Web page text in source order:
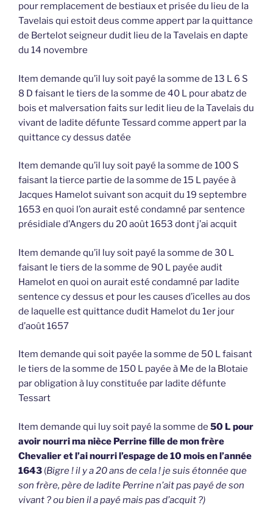
pour remplacement de bestiaux et prisée du lieu de la
Tavelais qui estoit deus comme appert par la quittance
de Bertelot seigneur dudit lieu de la Tavelais en dapte
du 14 novembre
Item demande qu’il luy soit payé la somme de 13 L 6 S
8 D faisant le tiers de la somme de 40 L pour abatz de
bois et malversation faits sur ledit lieu de la Tavelais du
vivant de ladite défunte Tessard comme appert par la
quittance cy dessus datée
Item demande qu’il luy soit payé la somme de 100 S
faisant la tierce partie de la somme de 15 L payée à
Jacques Hamelot suivant son acquit du 19 septembre
1653 en quoi l’on aurait esté condamné par sentence
présidiale d’Angers du 20 août 1653 dont j’ai acquit
Item demande qu’il luy soit payé la somme de 30 L
faisant le tiers de la somme de 90 L payée audit
Hamelot en quoi on aurait esté condamné par ladite
sentence cy dessus et pour les causes d’icelles au dos
de laquelle est quittance dudit Hamelot du 1er jour
d’août 1657
Item demande qui soit payée la somme de 50 L faisant
le tiers de la somme de 150 L payée à Me de la Blotaie
par obligation à luy constituée par ladite défunte
Tessart
Item demande qui luy soit payé la somme de 50 L pour
avoir nourri ma nièce Perrine fille de mon frère
Chevalier et l’ai nourri l’espage de 10 mois en l’année
1643 (Bigre ! il y a 20 ans de cela ! je suis étonnée que
son frère, père de ladite Perrine n’ait pas payé de son
vivant ? ou bien il a payé mais pas d’acquit ?)